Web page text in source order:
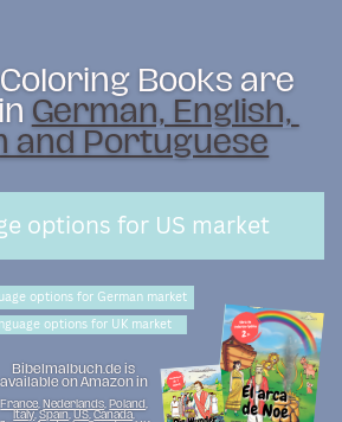
Books are
German, English, ​
and Portuguese
options for US market
options for German market
options for UK market
Bibelmalbuch.de is ​
available on Amazon in
France Nederlands Poland
Italy ,Spain ,US ,Canada